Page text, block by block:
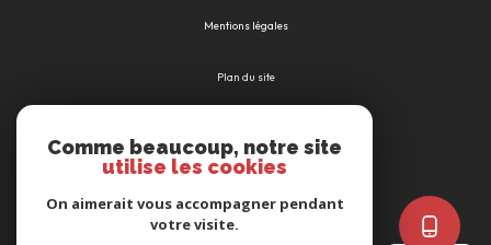
Mentions légales
Plan du site
Politique RGPD
Comme beaucoup, notre site
utilise les cookies
On aimerait vous accompagner pendant
votre visite.